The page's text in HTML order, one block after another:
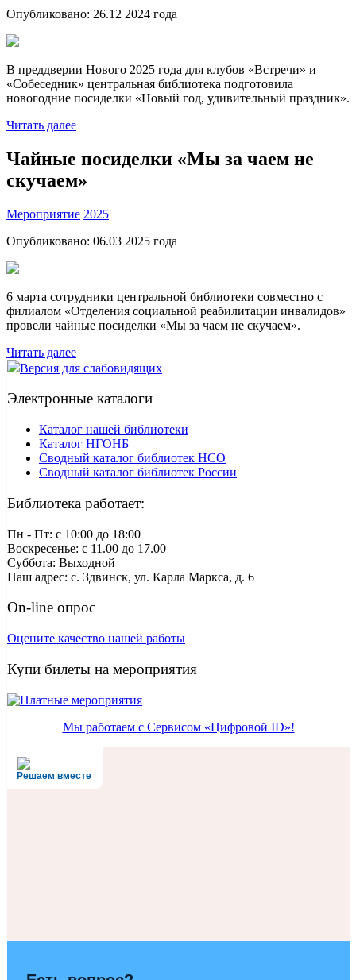
Опубликовано: 26.12 2024 года
В преддверии Нового 2025 года для клубов «Встречи» и
«Собеседник» центральная библиотека подготовила
новогодние посиделки «Новый год, удивительный праздник».
Читать далее
Чайные посиделки «Мы за чаем не
скучаем»
Мероприятие 2025
Опубликовано: 06.03 2025 года
6 марта сотрудники центральной библиотеки совместно с
филиалом «Отделения социальной реабилитации инвалидов»
провели чайные посиделки «Мы за чаем не скучаем».
Читать далее
Версия для слабовидящих
Электронные каталоги
Каталог нашей библиотеки
Каталог НГОНБ
Сводный каталог библиотек НСО
Сводный каталог библиотек России
Библиотека работает:
Пн - Пт: c 10:00 до 18:00
Воскресенье: с 11.00 до 17.00
Суббота: Выходной
Наш адрес: с. Здвинск, ул. Карла Маркса, д. 6
On-line опрос
Оцените качество нашей работы
Купи билеты на мероприятия
Мы работаем с Сервисом «Цифровой ID»!
Решаем вместе